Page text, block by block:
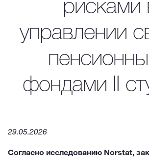
управлении
фондами II
29.05.2026
Согласно исследованию Norstat,